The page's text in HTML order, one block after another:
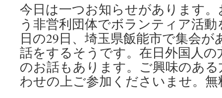
今日は一つお知らせがあります。
う非営利団体でボランティア活
日の29日、埼玉県飯能市で集会
話をするそうです。在日外国人
のお話もあります。ご興味のあ
わせの上ご参加くださいませ。